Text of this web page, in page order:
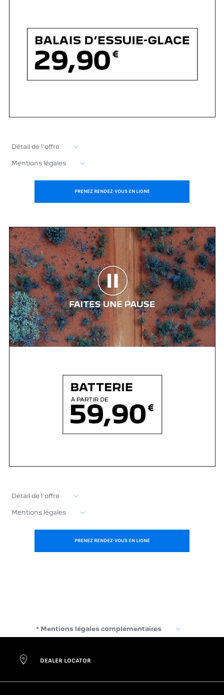
Détail de l'offre
Mentions légales
PRENEZ RENDEZ-VOUS EN LIGNE
Détail de l'offre
Mentions légales
PRENEZ RENDEZ-VOUS EN LIGNE
* Mentions légales complémentaires
DEALER LOCATOR